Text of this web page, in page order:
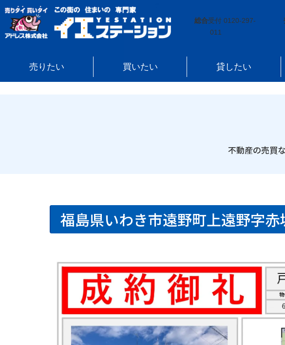
総合受付 0120-297-
011
売りたい 買いたい 貸したい
イエステーション » 売買実績
不動産の売買
福島県いわき市遠野町上遠野字